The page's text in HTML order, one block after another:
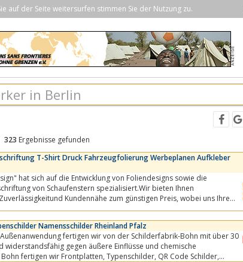
auf der Seite weitersurfen stimmen Sie der Nutzung zu.
323 Ergebnisse gefunden
T-Shirt Druck Fahrzeugfolierung Werbeplanen Aufkleber
hat sich auf die Entwicklung von Foliendesigns sowie die
von Schaufenstern spezialisiert.Wir bieten Ihnen
Namensschilder Rheinland Pfalz
fertigen wir von der Schilderfabrik-Bohn mit über 30
widerstandsfähig gegen äußere Einflüsse und chemische
Typenschilder, QR Code Schilder,